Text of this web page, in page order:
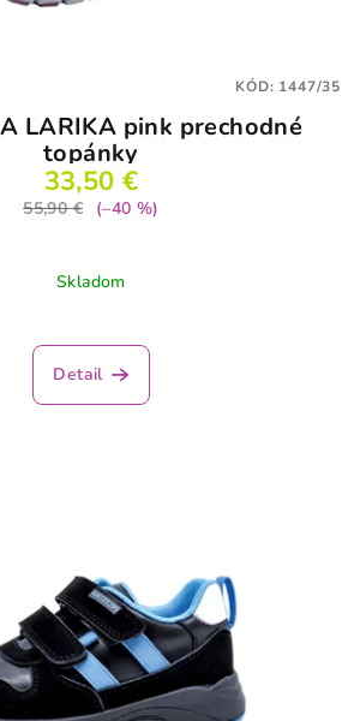
LARIKA pink prechodné
topánky
33,50 €
55,90 €
(–40 %)
Skladom
Detail
KÓD: 1447/35